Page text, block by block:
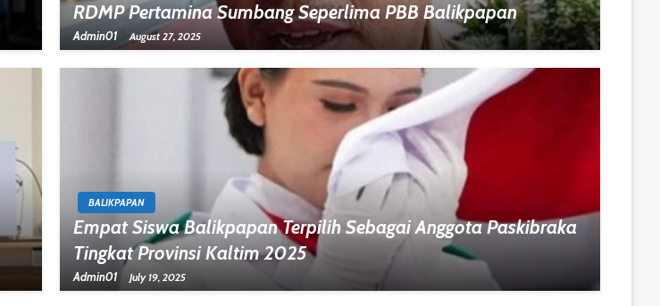
RDMP Pertamina Sumbang Seperlima PBB Balikpapan
Admin01 August 27, 2025
BALIKPAPAN
Empat Siswa Balikpapan Terpilih Sebagai Anggota Paskibraka
Tingkat Provinsi Kaltim 2025
Admin01 July 19, 2025